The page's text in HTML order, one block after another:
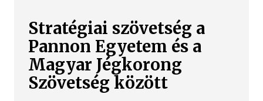
Stratégiai szövetség a
Pannon Egyetem és a
Magyar Jégkorong
Szövetség között